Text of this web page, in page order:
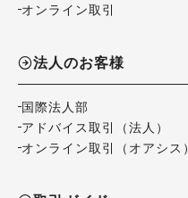
オンライン取引
法人のお客様
国際法人部
アドバイス取引（法人）
オンライン取引（オアシス）